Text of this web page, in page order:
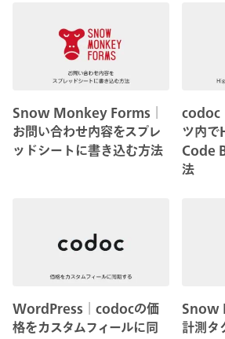
Snow Monkey Forms│
お問い合わせ内容をスプレ
ッドシートに書き込む方法
ツ内
Code
法
WordPress│codocの価
格をカスタムフィールに同
Snow
計測タ